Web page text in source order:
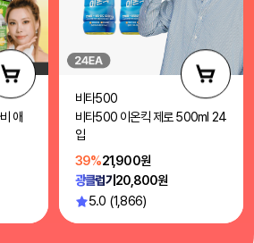
애
비타500
비타500 이온킥 제로 500ml 24
입
39%21,900원
광클럽가20,800원
5.0 (1,866)